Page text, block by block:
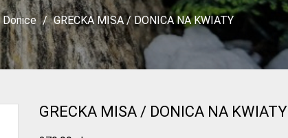
Donice GRECKA MISA / DONICA NA KWIATY
GRECKA MISA / DONICA NA KWIATY